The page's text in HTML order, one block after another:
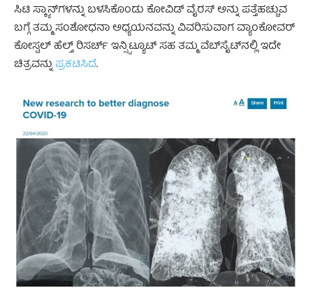
ಸಿಟಿ ಸ್ಕ್ಯಾನ್‌ಗಳನ್ನು ಬಳಸಿಕೊಂಡು ಕೋವಿಡ್ ವೈರಸ್ ಅನ್ನು ಪತ್ತೆಹಚ್ಚುವ
ಬಗ್ಗೆ ತಮ್ಮ ಸಂಶೋಧನಾ ಅಧ್ಯಯನವನ್ನು ವಿವರಿಸುವಾಗ ವ್ಯಾಂಕೋವರ್
ಕೋಸ್ಟಲ್ ಹೆಲ್ತ್ ರಿಸರ್ಚ್ ಇನ್ಸ್ಟಿಟ್ಯೂಟ್ ಸಹ ತಮ್ಮ ವೆಬ್‌ಸೈಟ್‌ನಲ್ಲಿ ಇದೇ
ಚಿತ್ರವನ್ನುಪ್ರಕಟಿಸಿದೆ.